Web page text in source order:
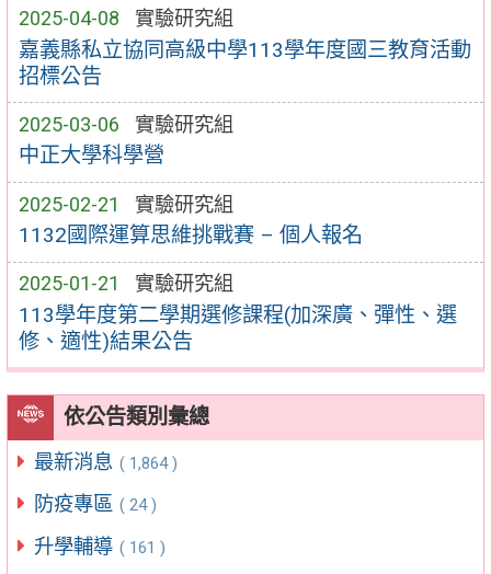
2025-04-08 實驗研究組
嘉義縣私立協同高級中學113學年度國三教育活動
招標公告
2025-03-06 實驗研究組
中正大學科學營
2025-02-21 實驗研究組
1132國際運算思維挑戰賽 – 個人報名
2025-01-21 實驗研究組
113學年度第二學期選修課程(加深廣、彈性、選
修、適性)結果公告
依公告類別彙總
最新消息 ( 1,864 )
防疫專區 ( 24 )
升學輔導 ( 161 )